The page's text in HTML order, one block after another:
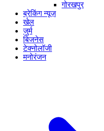
गोरखपुर
ब्रेकिंग न्यूज़
खेल
जुर्म
बिजनेस
टेक्नोलॉजी
मनोरंजन